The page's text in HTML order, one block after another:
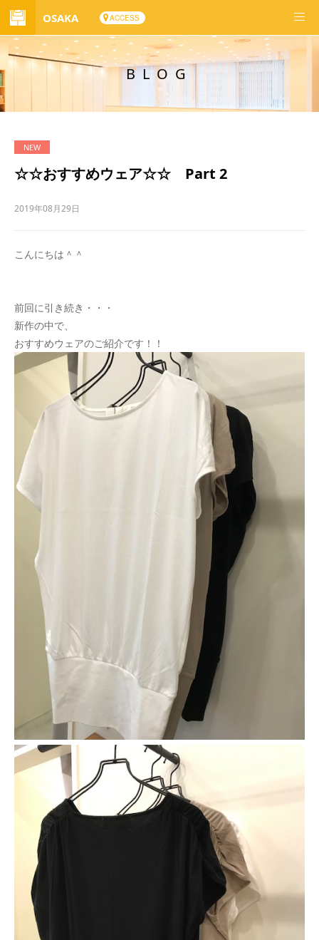
OSAKA ACCESS
BLOG
☆☆おすすめウェア☆☆ Part 2
2019年08月29日
こんにちは＾＾
前回に引き続き・・・
新作の中で、
おすすめウェアのご紹介です！！